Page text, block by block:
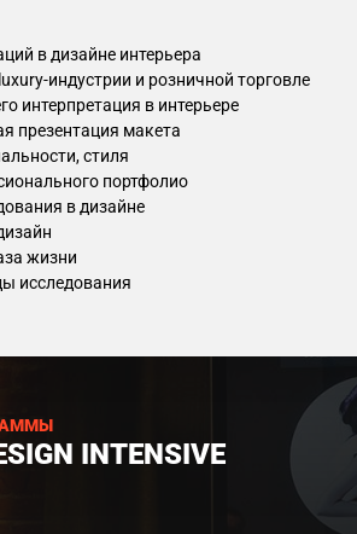
в дизайне интерьера
индустрии и розничной торговле
интерпретация в интерьере
презентация макета
стиля
портфолио
в дизайне
жизни
исследования
INTENSIVE